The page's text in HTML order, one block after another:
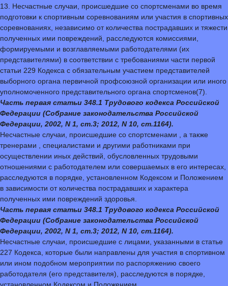
13. Несчастные случаи, происшедшие со спортсменами во время
подготовки к спортивным соревнованиям или участия в спортивных
соревнованиях, независимо от количества пострадавших и тяжести
полученных ими повреждений, расследуются комиссиями,
формируемыми и возглавляемыми работодателями (их
представителями) в соответствии с требованиями части первой
статьи 229 Кодекса с обязательным участием представителей
выборного органа первичной профсоюзной организации или иного
уполномоченного представительного органа спортсменов(7).
Часть первая статьи 348.1 Трудового кодекса Российской
Федерации (Собрание законодательства Российской
Федерации, 2002, N 1, ст.3; 2012, N 10, ст.1164).
Несчастные случаи, происшедшие со спортсменами , а также
тренерами , специалистами и другими работниками при
осуществлении иных действий, обусловленных трудовыми
отношениями с работодателем или совершаемых в его интересах,
расследуются в порядке, установленном Кодексом и Положением
в зависимости от количества пострадавших и характера
полученных ими повреждений здоровья.
Часть первая статьи 348.1 Трудового кодекса Российской
Федерации (Собрание законодательства Российской
Федерации, 2002, N 1, ст.3; 2012, N 10, ст.1164).
Несчастные случаи, происшедшие с лицами, указанными в статье
227 Кодекса, которые были направлены для участия в спортивном
или ином подобном мероприятии по распоряжению своего
работодателя (его представителя), расследуются в порядке,